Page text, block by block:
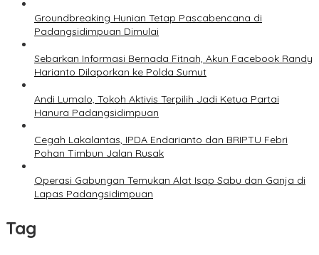
Groundbreaking Hunian Tetap Pascabencana di
Padangsidimpuan Dimulai
Sebarkan Informasi Bernada Fitnah, Akun Facebook Randy
Harianto Dilaporkan ke Polda Sumut
Andi Lumalo, Tokoh Aktivis Terpilih Jadi Ketua Partai
Hanura Padangsidimpuan
Cegah Lakalantas, IPDA Endarianto dan BRIPTU Febri
Pohan Timbun Jalan Rusak
Operasi Gabungan Temukan Alat Isap Sabu dan Ganja di
Lapas Padangsidimpuan
Tag